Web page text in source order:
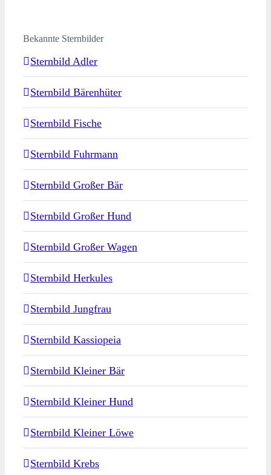
Bekannte Sternbilder
Sternbild Adler
Sternbild Bärenhüter
Sternbild Fische
Sternbild Fuhrmann
Sternbild Großer Bär
Sternbild Großer Hund
Sternbild Großer Wagen
Sternbild Herkules
Sternbild Jungfrau
Sternbild Kassiopeia
Sternbild Kleiner Bär
Sternbild Kleiner Hund
Sternbild Kleiner Löwe
Sternbild Krebs